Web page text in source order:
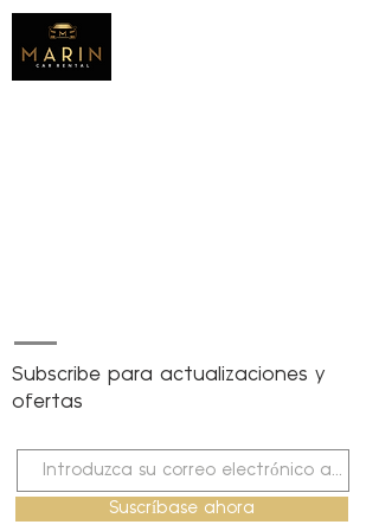
Subscribe para actualizaciones y
ofertas
Suscríbase ahora